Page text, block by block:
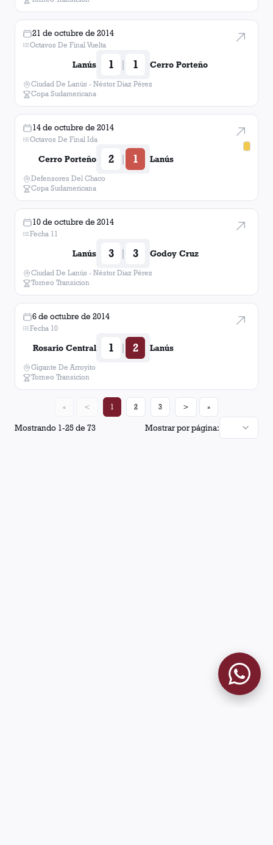
21 de octubre de 2014
Octavos De Final Vuelta
Lanús 1 | 1 Cerro Porteño
Ciudad De Lanús - Néstor Diaz Pérez
Copa Sudamericana
14 de octubre de 2014
Octavos De Final Ida
Cerro Porteño 2 | 1 Lanús
Defensores Del Chaco
Copa Sudamericana
10 de octubre de 2014
Fecha 11
Lanús 3 | 3 Godoy Cruz
Ciudad De Lanús - Néstor Diaz Pérez
Torneo Transicion
6 de octubre de 2014
Fecha 10
Rosario Central 1 | 2 Lanús
Gigante De Arroyito
Torneo Transicion
Mostrando 1-25de73 Mostrar por página:
« < 1 2 3 > »